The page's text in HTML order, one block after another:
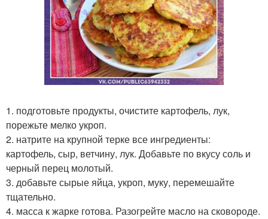
1. подготовьте продукты, очистите картофель, лук,
порежьте мелко укроп.
2. натрите на крупной терке все ингредиенты:
картофель, сыр, ветчину, лук. Добавьте по вкусу соль и
черный перец молотый.
3. добавьте сырые яйца, укроп, муку, перемешайте
тщательно.
4. масса к жарке готова. Разогрейте масло на сковороде.